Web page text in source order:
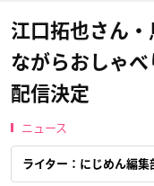
江口拓也さん
ながらおしゃべ
配信決定
ニュース
ライター：にじめん編集